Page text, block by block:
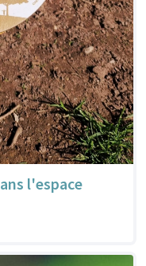
l'espace